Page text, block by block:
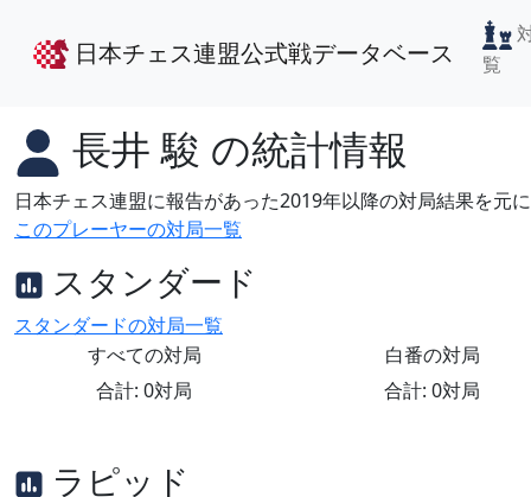
日本チェス連盟公式戦データベース
覧
長井 駿 の統計情報
日本チェス連盟に報告があった2019年以降の対局結果を元
このプレーヤーの対局一覧
スタンダード
スタンダードの対局一覧
すべての対局
合計: 0対局
白番の対局
合計: 0対局
ラピッド